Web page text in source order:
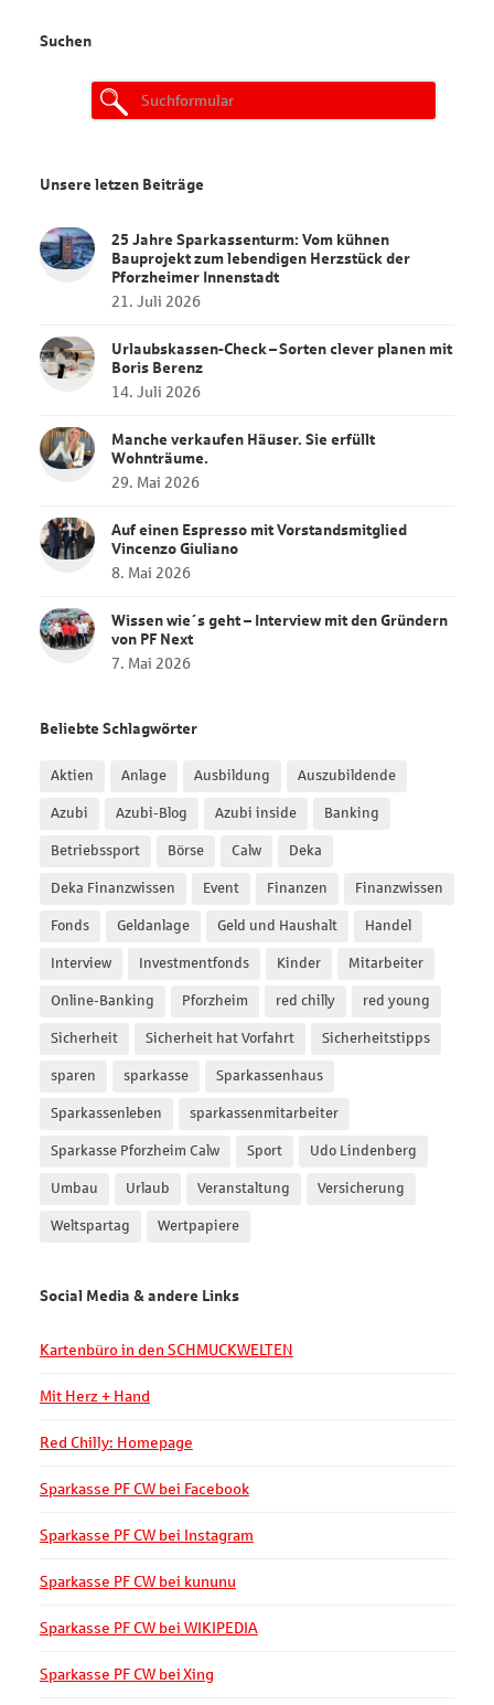
Suchen
Search
Unsere letzen Beiträge
25 Jahre Sparkassenturm: Vom kühnen
Bauprojekt zum lebendigen Herzstück der
Pforzheimer Innenstadt
21. Juli 2026
Urlaubskassen‑Check – Sorten clever planen mit
Boris Berenz
14. Juli 2026
Manche verkaufen Häuser. Sie erfüllt
Wohnträume.
29. Mai 2026
Auf einen Espresso mit Vorstandsmitglied
Vincenzo Giuliano
8. Mai 2026
Wissen wie´s geht – Interview mit den Gründern
von PF Next
7. Mai 2026
Beliebte Schlagwörter
Aktien Anlage Ausbildung Auszubildende
Azubi Azubi-Blog Azubi inside Banking
Betriebssport Börse Calw Deka
Deka Finanzwissen Event Finanzen Finanzwissen
Fonds Geldanlage Geld und Haushalt Handel
Interview Investmentfonds Kinder Mitarbeiter
Online-Banking Pforzheim red chilly red young
Sicherheit Sicherheit hat Vorfahrt Sicherheitstipps
sparen sparkasse Sparkassenhaus
Sparkassenleben sparkassenmitarbeiter
Sparkasse Pforzheim Calw Sport Udo Lindenberg
Umbau Urlaub Veranstaltung Versicherung
Weltspartag Wertpapiere
Social Media & andere Links
Kartenbüro in den SCHMUCKWELTEN
Mit Herz + Hand
Red Chilly: Homepage
Sparkasse PF CW bei Facebook
Sparkasse PF CW bei Instagram
Sparkasse PF CW bei kununu
Sparkasse PF CW bei WIKIPEDIA
Sparkasse PF CW bei Xing